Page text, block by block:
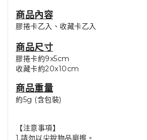
商品內容
膠捲卡乙入、收藏卡乙入
商品尺寸
膠捲卡約9x5cm
收藏卡約20x10cm
商品重量
約5g (含包裝)
【注意事項】